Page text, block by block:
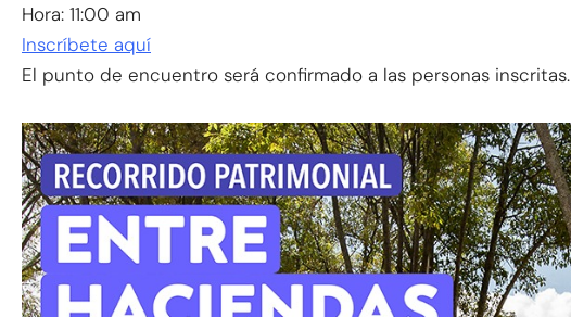
Hora: 11:00 am
Inscríbete aquí
El punto de encuentro será confirmado a las personas inscritas.